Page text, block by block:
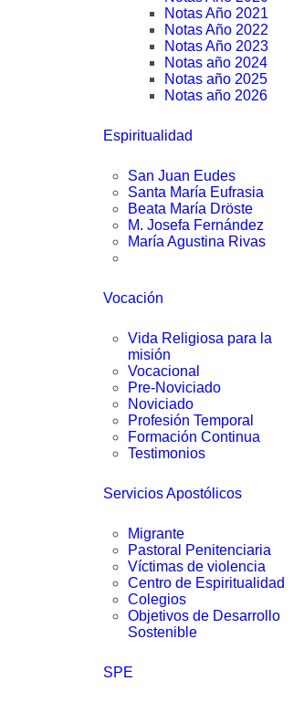
Notas Año 2021
Notas Año 2022
Notas Año 2023
Notas año 2024
Notas año 2025
Notas año 2026
Espiritualidad
San Juan Eudes
Santa María Eufrasia
Beata María Dröste
M. Josefa Fernández
María Agustina Rivas
Vocación
Vida Religiosa para la
misión
Vocacional
Pre-Noviciado
Noviciado
Profesión Temporal
Formación Continua
Testimonios
Servicios Apostólicos
Migrante
Pastoral Penitenciaria
Víctimas de violencia
Centro de Espiritualidad
Colegios
Objetivos de Desarrollo
Sostenible
SPE